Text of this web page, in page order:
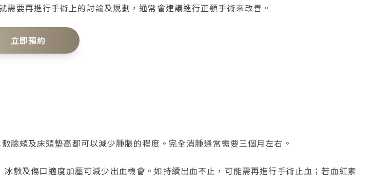
要再進行手術上的討論及規劃，通常會建議進行正顎手術來改善。
立即預約
臉頰及床頭墊高都可以減少腫脹的程度。完全消腫通常需要三個月左右。
敷及傷口適度加壓可減少出血機會。如持續出血不止，可能需再進行手術止血；若血紅素